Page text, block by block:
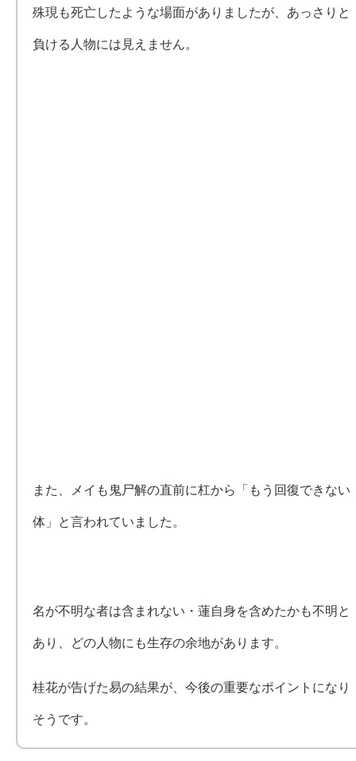
殊現も死亡したような場面がありましたが、あっさりと
負ける人物には見えません。
また、メイも鬼尸解の直前に杠から「もう回復できない
体」と言われていました。
名が不明な者は含まれない・蓮自身を含めたかも不明と
あり、どの人物にも生存の余地があります。
桂花が告げた易の結果が、今後の重要なポイントになり
そうです。